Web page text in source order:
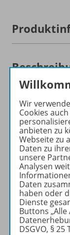
Lösungen
Wir
Cookies
anbieten zu
Webseite zu
Daten zu
unsere
Analysen
Daten
haben oder
Dienste
Buttons „Alle
DSGVO, § 25